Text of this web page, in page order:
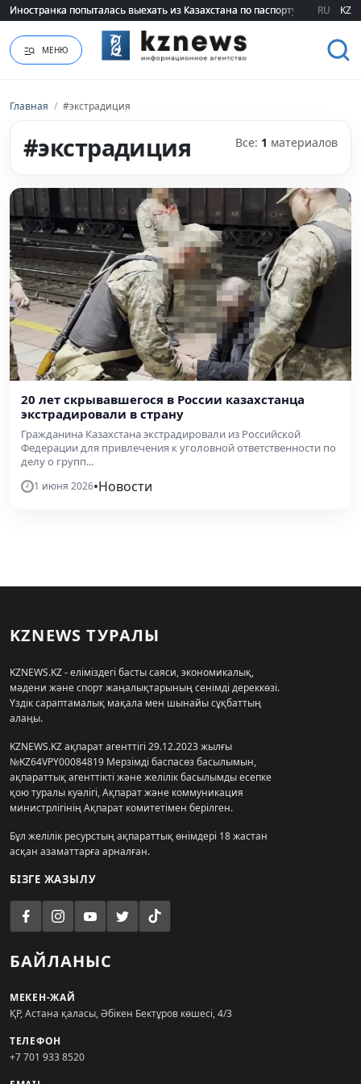
Иностранка попыталась выехать из Казахстана по паспорту сестры
Иностранка попыталась выехать из Казахстана по паспорту сестры
RU KZ
МЕНЮ
Главная / #экстрадиция
#экстрадиция Все: 1 материалов
20 лет скрывавшегося в России казахстанца
экстрадировали в страну
Гражданина Казахстана экстрадировали из Российской
Федерации для привлечения к уголовной ответственности по
делу о групп...
1 июня 2026•Новости
KZNEWS ТУРАЛЫ
KZNEWS.KZ - еліміздегі басты саяси, экономикалық,
мәдени және спорт жаңалықтарының сенімді дереккөзі.
Үздік сараптамалық мақала мен шынайы сұқбаттың
алаңы.
KZNEWS.KZ ақпарат агенттігі 29.12.2023 жылғы
№KZ64VPY00084819 Мерзімді баспасөз басылымын,
ақпараттық агенттікті және желілік басылымды есепке
қою туралы куәлігі, Ақпарат және коммуникация
министрлігінің Ақпарат комитетімен берілген.
Бұл желілік ресурстың ақпараттық өнімдері 18 жастан
асқан азаматтарға арналған.
БІЗГЕ ЖАЗЫЛУ
БАЙЛАНЫС
МЕКЕН-ЖАЙ
ҚР, Астана қаласы, Әбікен Бектұров көшесі, 4/3
ТЕЛЕФОН
+7 701 933 8520